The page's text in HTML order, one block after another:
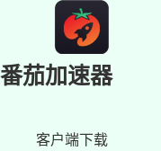
番茄加速器
客户端下载